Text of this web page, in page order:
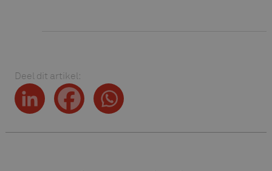
Deel dit artikel: